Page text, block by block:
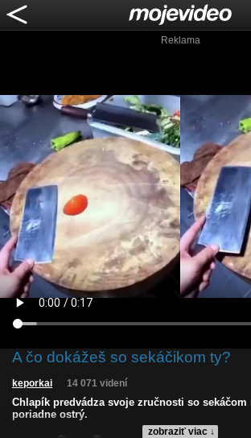
Reklama
A čo dokážeš so sekáčikom ty?
zobraziť viac ↓
keporkai 14 071 videní
Chlapík predvádza svoje zručnosti so sekáčom
poriadne ostrý.